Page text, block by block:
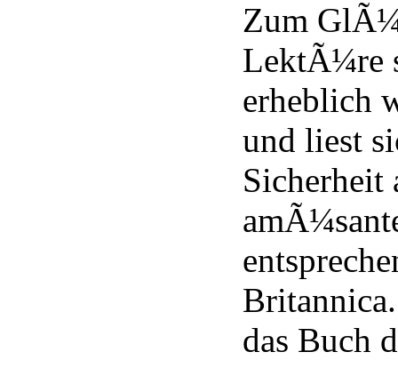
Zum
LektÃ¼re
erheblich
und liest
Sicherheit
das Buch